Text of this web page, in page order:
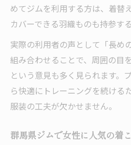
めてジムを利用する方は、着替
カバーできる羽織ものも持参す
実際の利用者の声として「長め
組み合わせることで、周囲の目
という意見も多く見られます。
ら快適にトレーニングを続ける
服装の工夫が欠かせません。
群馬県ジムで女性に人気の着